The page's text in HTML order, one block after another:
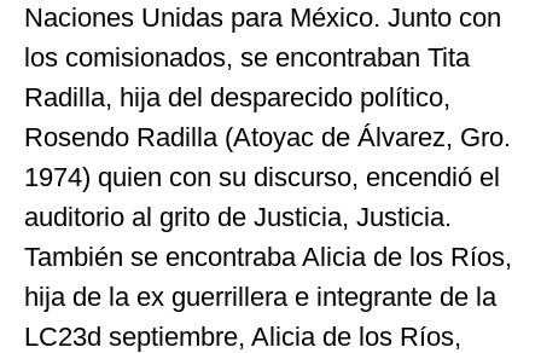
Naciones Unidas para México. Junto con
los comisionados, se encontraban Tita
Radilla, hija del desparecido político,
Rosendo Radilla (Atoyac de Álvarez, Gro.
1974) quien con su discurso, encendió el
auditorio al grito de Justicia, Justicia.
También se encontraba Alicia de los Ríos,
hija de la ex guerrillera e integrante de la
LC23d septiembre, Alicia de los Ríos,